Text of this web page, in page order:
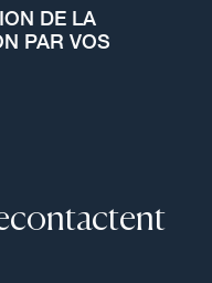
DE LA
PAR VOS